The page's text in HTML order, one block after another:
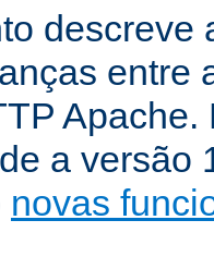
descreve
entre
Apache.
a versão
novas